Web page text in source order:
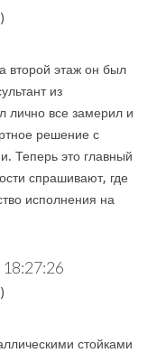
второй этаж он был
из
лично все замерил и
решение с
Теперь это главный
спрашивают, где
исполнения на
стойками